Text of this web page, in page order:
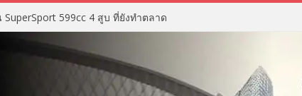
SuperSport 599cc 4 สูบ ที่ยังทำตลาด